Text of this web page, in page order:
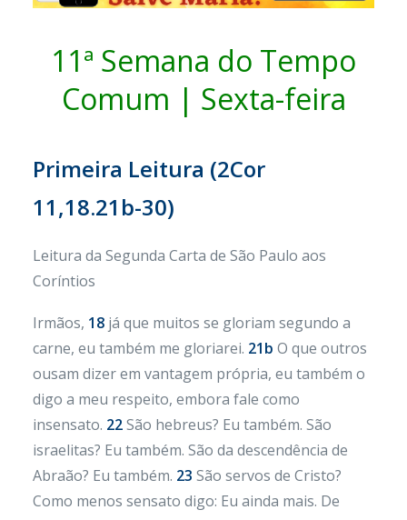
11ª Semana do Tempo
Comum | Sexta-feira
Primeira Leitura (2Cor
11,18.21b-30)
Leitura da Segunda Carta de São Paulo aos
Coríntios
Irmãos, 18 já que muitos se gloriam segundo a
carne, eu também me gloriarei. 21b O que outros
ousam dizer em vantagem própria, eu também o
digo a meu respeito, embora fale como
insensato. 22São hebreus? Eu também. São
israelitas? Eu também. São da descendência de
Abraão? Eu também. 23 São servos de Cristo?
Como menos sensato digo: Eu ainda mais. De